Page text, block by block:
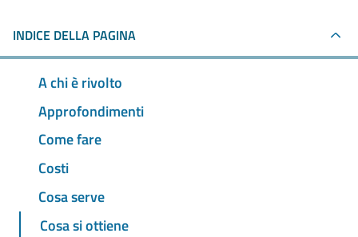
INDICE DELLA PAGINA
A chi è rivolto
Approfondimenti
Come fare
Costi
Cosa serve
Cosa si ottiene